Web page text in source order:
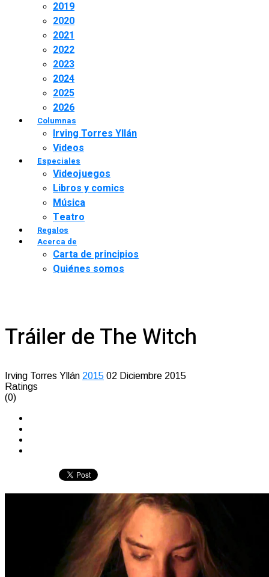
2019
2020
2021
2022
2023
2024
2025
2026
Columnas
Irving Torres Yllán
Videos
Especiales
Videojuegos
Libros y comics
Música
Teatro
Regalos
Acerca de
Carta de principios
Quiénes somos
Tráiler de The Witch
Irving Torres Yllán 2015 02 Diciembre 2015
Ratings
(0)